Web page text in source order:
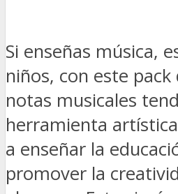
Si enseñas música,
niños, con este
notas musicales
herramienta
a enseñar la
promover la